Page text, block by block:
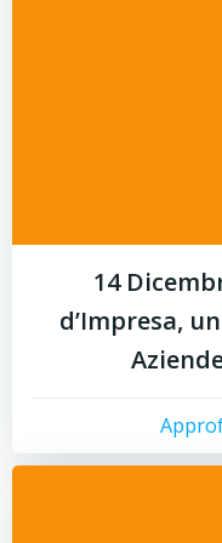
14
d’Impresa,